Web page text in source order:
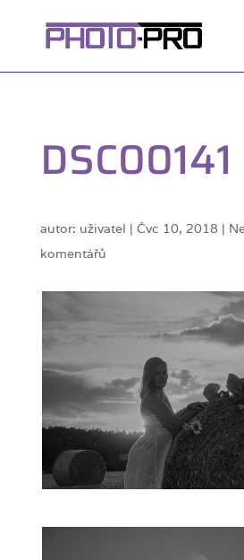
DSC00141
autor: uživatel | Čvc 10, 2018 |
komentářů